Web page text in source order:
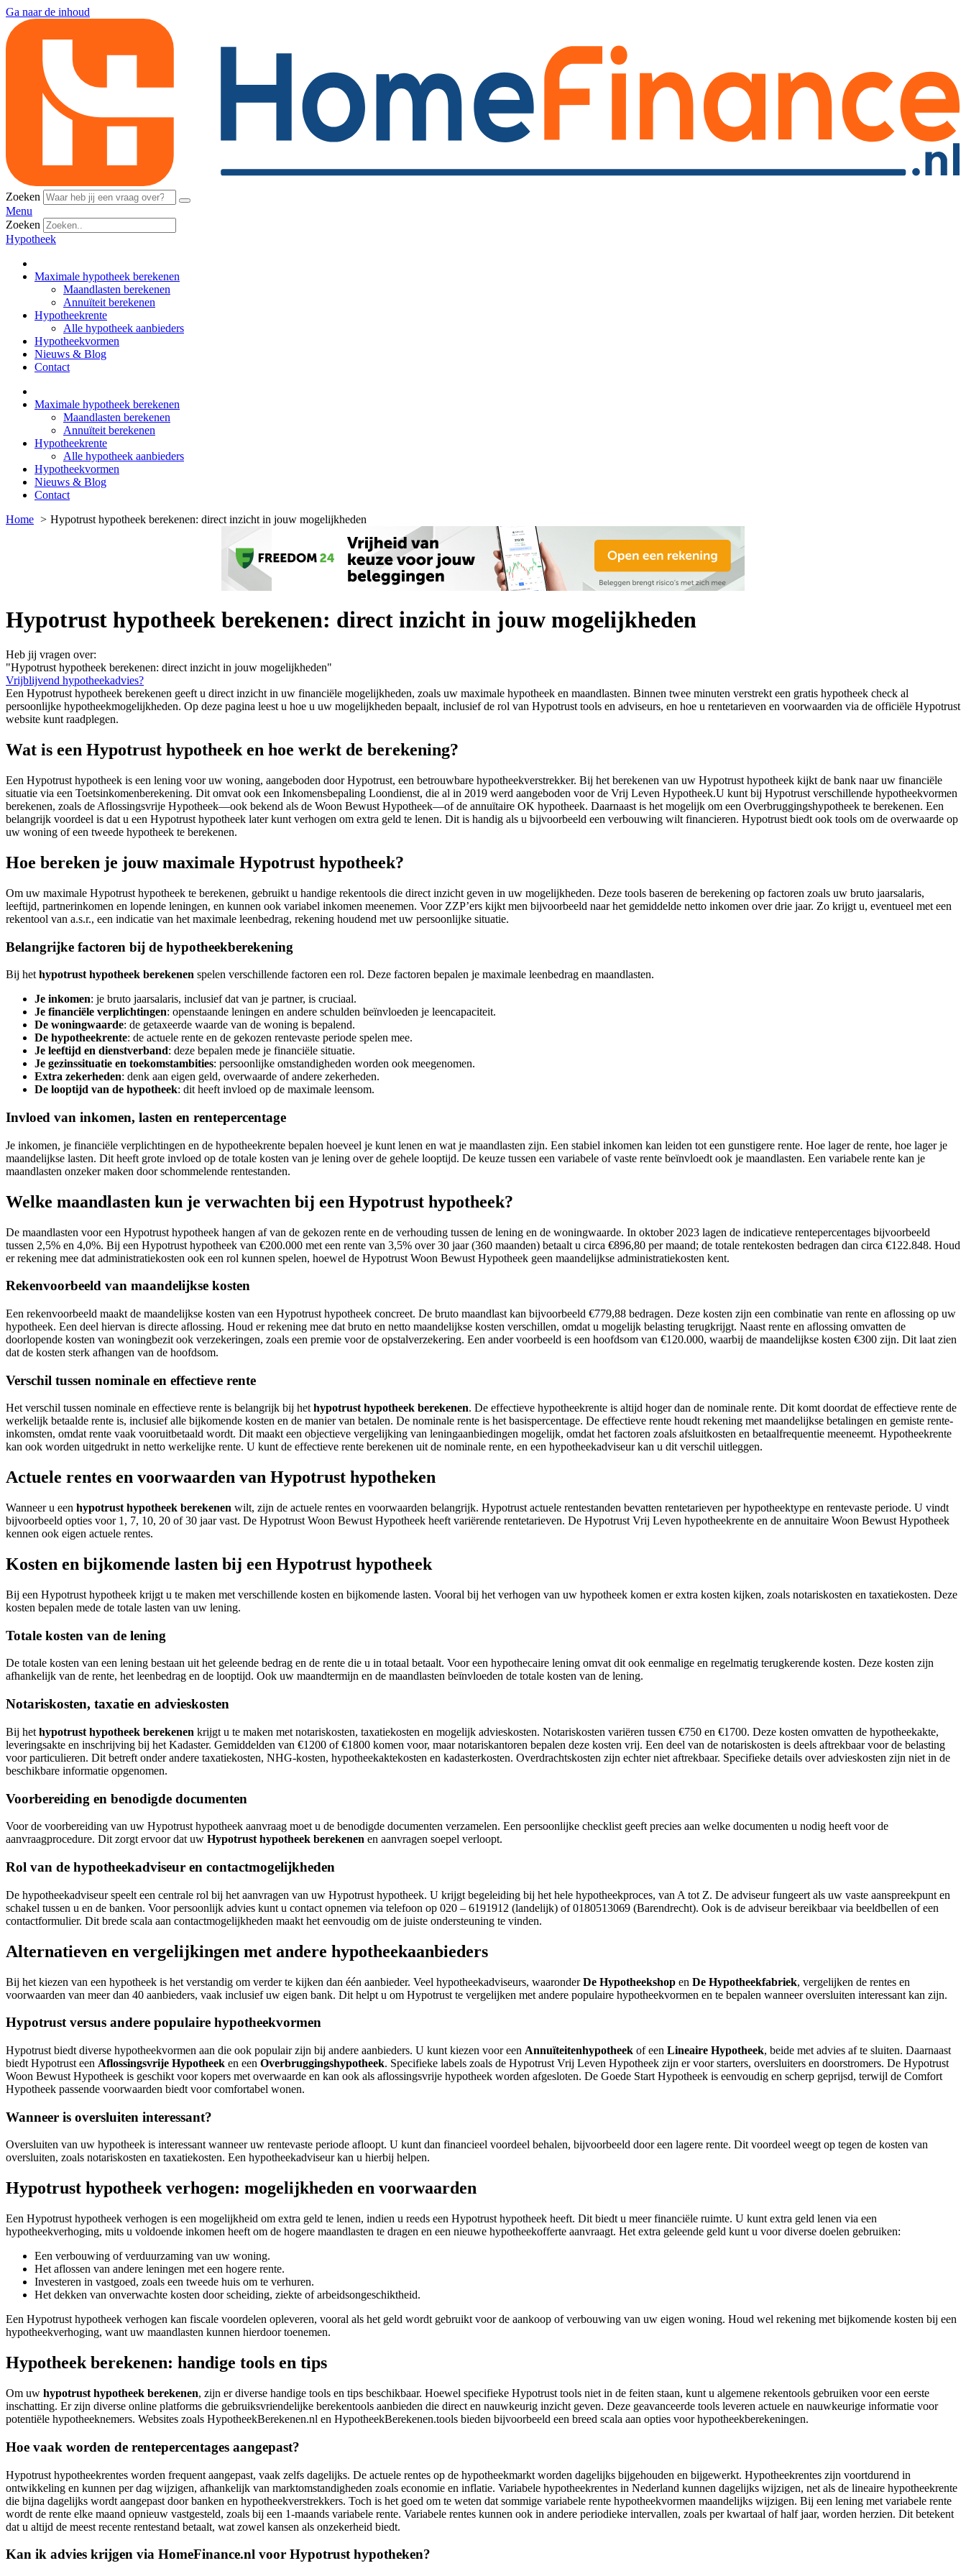
Ga naar de inhoud
Zoeken
Menu
Zoeken
Hypotheek
Maximale hypotheek berekenen
Maandlasten berekenen
Annuïteit berekenen
Hypotheekrente
Alle hypotheek aanbieders
Hypotheekvormen
Nieuws & Blog
Contact
Maximale hypotheek berekenen
Maandlasten berekenen
Annuïteit berekenen
Hypotheekrente
Alle hypotheek aanbieders
Hypotheekvormen
Nieuws & Blog
Contact
Home
Hypotrust hypotheek berekenen: direct inzicht in jouw mogelijkheden
Hypotrust hypotheek berekenen: direct inzicht in jouw mogelijkheden
Heb jij vragen over:
"Hypotrust hypotheek berekenen: direct inzicht in jouw mogelijkheden"
Vrijblijvend hypotheekadvies?
Een Hypotrust hypotheek berekenen geeft u direct inzicht in uw financiële mogelijkheden, zoals uw maximale hypotheek en maandlasten. Binnen twee minuten verstrekt een gratis hypotheek check al
persoonlijke hypotheekmogelijkheden. Op deze pagina leest u hoe u uw mogelijkheden bepaalt, inclusief de rol van Hypotrust tools en adviseurs, en hoe u rentetarieven en voorwaarden via de officiële Hypotrust
website kunt raadplegen.
Wat is een Hypotrust hypotheek en hoe werkt de berekening?
Een Hypotrust hypotheek is een lening voor uw woning, aangeboden door Hypotrust, een betrouwbare hypotheekverstrekker. Bij het berekenen van uw Hypotrust hypotheek kijkt de bank naar uw financiële
situatie via een Toetsinkomenberekening. Dit omvat ook een Inkomensbepaling Loondienst, die al in 2019 werd aangeboden voor de Vrij Leven Hypotheek.U kunt bij Hypotrust verschillende hypotheekvormen
berekenen, zoals de Aflossingsvrije Hypotheek—ook bekend als de Woon Bewust Hypotheek—of de annuïtaire OK hypotheek. Daarnaast is het mogelijk om een Overbruggingshypotheek te berekenen. Een
belangrijk voordeel is dat u een Hypotrust hypotheek later kunt verhogen om extra geld te lenen. Dit is handig als u bijvoorbeeld een verbouwing wilt financieren. Hypotrust biedt ook tools om de overwaarde op
uw woning of een tweede hypotheek te berekenen.
Hoe bereken je jouw maximale Hypotrust hypotheek?
Om uw maximale Hypotrust hypotheek te berekenen, gebruikt u handige rekentools die direct inzicht geven in uw mogelijkheden. Deze tools baseren de berekening op factoren zoals uw bruto jaarsalaris,
leeftijd, partnerinkomen en lopende leningen, en kunnen ook variabel inkomen meenemen. Voor ZZP’ers kijkt men bijvoorbeeld naar het gemiddelde netto inkomen over drie jaar. Zo krijgt u, eventueel met een
rekentool van a.s.r., een indicatie van het maximale leenbedrag, rekening houdend met uw persoonlijke situatie.
Belangrijke factoren bij de hypotheekberekening
Bij het hypotrust hypotheek berekenen spelen verschillende factoren een rol. Deze factoren bepalen je maximale leenbedrag en maandlasten.
Je inkomen: je bruto jaarsalaris, inclusief dat van je partner, is cruciaal.
Je financiële verplichtingen: openstaande leningen en andere schulden beïnvloeden je leencapaciteit.
De woningwaarde: de getaxeerde waarde van de woning is bepalend.
De hypotheekrente: de actuele rente en de gekozen rentevaste periode spelen mee.
Je leeftijd en dienstverband: deze bepalen mede je financiële situatie.
Je gezinssituatie en toekomstambities: persoonlijke omstandigheden worden ook meegenomen.
Extra zekerheden: denk aan eigen geld, overwaarde of andere zekerheden.
De looptijd van de hypotheek: dit heeft invloed op de maximale leensom.
Invloed van inkomen, lasten en rentepercentage
Je inkomen, je financiële verplichtingen en de hypotheekrente bepalen hoeveel je kunt lenen en wat je maandlasten zijn. Een stabiel inkomen kan leiden tot een gunstigere rente. Hoe lager de rente, hoe lager je
maandelijkse lasten. Dit heeft grote invloed op de totale kosten van je lening over de gehele looptijd. De keuze tussen een variabele of vaste rente beïnvloedt ook je maandlasten. Een variabele rente kan je
maandlasten onzeker maken door schommelende rentestanden.
Welke maandlasten kun je verwachten bij een Hypotrust hypotheek?
De maandlasten voor een Hypotrust hypotheek hangen af van de gekozen rente en de verhouding tussen de lening en de woningwaarde. In oktober 2023 lagen de indicatieve rentepercentages bijvoorbeeld
tussen 2,5% en 4,0%. Bij een Hypotrust hypotheek van €200.000 met een rente van 3,5% over 30 jaar (360 maanden) betaalt u circa €896,80 per maand; de totale rentekosten bedragen dan circa €122.848. Houd
er rekening mee dat administratiekosten ook een rol kunnen spelen, hoewel de Hypotrust Woon Bewust Hypotheek geen maandelijkse administratiekosten kent.
Rekenvoorbeeld van maandelijkse kosten
Een rekenvoorbeeld maakt de maandelijkse kosten van een Hypotrust hypotheek concreet. De bruto maandlast kan bijvoorbeeld €779,88 bedragen. Deze kosten zijn een combinatie van rente en aflossing op uw
hypotheek. Een deel hiervan is directe aflossing. Houd er rekening mee dat bruto en netto maandelijkse kosten verschillen, omdat u mogelijk belasting terugkrijgt. Naast rente en aflossing omvatten de
doorlopende kosten van woningbezit ook verzekeringen, zoals een premie voor de opstalverzekering. Een ander voorbeeld is een hoofdsom van €120.000, waarbij de maandelijkse kosten €300 zijn. Dit laat zien
dat de kosten sterk afhangen van de hoofdsom.
Verschil tussen nominale en effectieve rente
Het verschil tussen nominale en effectieve rente is belangrijk bij hethypotrust hypotheek berekenen. De effectieve hypotheekrente is altijd hoger dan de nominale rente. Dit komt doordat de effectieve rente de
werkelijk betaalde rente is, inclusief alle bijkomende kosten en de manier van betalen. De nominale rente is het basispercentage. De effectieve rente houdt rekening met maandelijkse betalingen en gemiste rente-
inkomsten, omdat rente vaak vooruitbetaald wordt. Dit maakt een objectieve vergelijking van leningaanbiedingen mogelijk, omdat het factoren zoals afsluitkosten en betaalfrequentie meeneemt. Hypotheekrente
kan ook worden uitgedrukt in netto werkelijke rente. U kunt de effectieve rente berekenen uit de nominale rente, en een hypotheekadviseur kan u dit verschil uitleggen.
Actuele rentes en voorwaarden van Hypotrust hypotheken
Wanneer u een hypotrust hypotheek berekenen wilt, zijn de actuele rentes en voorwaarden belangrijk. Hypotrust actuele rentestanden bevatten rentetarieven per hypotheektype en rentevaste periode. U vindt
bijvoorbeeld opties voor 1, 7, 10, 20 of 30 jaar vast. De Hypotrust Woon Bewust Hypotheek heeft variërende rentetarieven. De Hypotrust Vrij Leven hypotheekrente en de annuitaire Woon Bewust Hypotheek
kennen ook eigen actuele rentes.
Kosten en bijkomende lasten bij een Hypotrust hypotheek
Bij een Hypotrust hypotheek krijgt u te maken met verschillende kosten en bijkomende lasten. Vooral bij het verhogen van uw hypotheek komen er extra kosten kijken, zoals notariskosten en taxatiekosten. Deze
kosten bepalen mede de totale lasten van uw lening.
Totale kosten van de lening
De totale kosten van een lening bestaan uit het geleende bedrag en de rente die u in totaal betaalt. Voor een hypothecaire lening omvat dit ook eenmalige en regelmatig terugkerende kosten. Deze kosten zijn
afhankelijk van de rente, het leenbedrag en de looptijd. Ook uw maandtermijn en de maandlasten beïnvloeden de totale kosten van de lening.
Notariskosten, taxatie en advieskosten
Bij het hypotrust hypotheek berekenen krijgt u te maken met notariskosten, taxatiekosten en mogelijk advieskosten. Notariskosten variëren tussen €750 en €1700. Deze kosten omvatten de hypotheekakte,
leveringsakte en inschrijving bij het Kadaster. Gemiddelden van €1200 of €1800 komen voor, maar notariskantoren bepalen deze kosten vrij. Een deel van de notariskosten is deels aftrekbaar voor de belasting
voor particulieren. Dit betreft onder andere taxatiekosten, NHG-kosten, hypotheekaktekosten en kadasterkosten. Overdrachtskosten zijn echter niet aftrekbaar. Specifieke details over advieskosten zijn niet in de
beschikbare informatie opgenomen.
Voorbereiding en benodigde documenten
Voor de voorbereiding van uw Hypotrust hypotheek aanvraag moet u de benodigde documenten verzamelen. Een persoonlijke checklist geeft precies aan welke documenten u nodig heeft voor de
aanvraagprocedure. Dit zorgt ervoor dat uw Hypotrust hypotheek berekenen en aanvragen soepel verloopt.
Rol van de hypotheekadviseur en contactmogelijkheden
De hypotheekadviseur speelt een centrale rol bij het aanvragen van uw Hypotrust hypotheek. U krijgt begeleiding bij het hele hypotheekproces, van A tot Z. De adviseur fungeert als uw vaste aanspreekpunt en
schakel tussen u en de banken. Voor persoonlijk advies kunt u contact opnemen via telefoon op 020 – 6191912 (landelijk) of 0180513069 (Barendrecht). Ook is de adviseur bereikbaar via beeldbellen of een
contactformulier. Dit brede scala aan contactmogelijkheden maakt het eenvoudig om de juiste ondersteuning te vinden.
Alternatieven en vergelijkingen met andere hypotheekaanbieders
Bij het kiezen van een hypotheek is het verstandig om verder te kijken dan één aanbieder. Veel hypotheekadviseurs, waaronderDe Hypotheekshop en De Hypotheekfabriek, vergelijken de rentes en
voorwaarden van meer dan 40 aanbieders, vaak inclusief uw eigen bank. Dit helpt u om Hypotrust te vergelijken met andere populaire hypotheekvormen en te bepalen wanneer oversluiten interessant kan zijn.
Hypotrust versus andere populaire hypotheekvormen
Hypotrust biedt diverse hypotheekvormen aan die ook populair zijn bij andere aanbieders. U kunt kiezen voor een Annuïteitenhypotheek of een Lineaire Hypotheek, beide met advies af te sluiten. Daarnaast
biedt Hypotrust een Aflossingsvrije Hypotheek en een Overbruggingshypotheek. Specifieke labels zoals de Hypotrust Vrij Leven Hypotheek zijn er voor starters, oversluiters en doorstromers. De Hypotrust
Woon Bewust Hypotheek is geschikt voor kopers met overwaarde en kan ook als aflossingsvrije hypotheek worden afgesloten. De Goede Start Hypotheek is eenvoudig en scherp geprijsd, terwijl de Comfort
Hypotheek passende voorwaarden biedt voor comfortabel wonen.
Wanneer is oversluiten interessant?
Oversluiten van uw hypotheek is interessant wanneer uw rentevaste periode afloopt. U kunt dan financieel voordeel behalen, bijvoorbeeld door een lagere rente. Dit voordeel weegt op tegen de kosten van
oversluiten, zoals notariskosten en taxatiekosten. Een hypotheekadviseur kan u hierbij helpen.
Hypotrust hypotheek verhogen: mogelijkheden en voorwaarden
Een Hypotrust hypotheek verhogen is een mogelijkheid om extra geld te lenen, indien u reeds een Hypotrust hypotheek heeft. Dit biedt u meer financiële ruimte. U kunt extra geld lenen via een
hypotheekverhoging, mits u voldoende inkomen heeft om de hogere maandlasten te dragen en een nieuwe hypotheekofferte aanvraagt. Het extra geleende geld kunt u voor diverse doelen gebruiken:
Een verbouwing of verduurzaming van uw woning.
Het aflossen van andere leningen met een hogere rente.
Investeren in vastgoed, zoals een tweede huis om te verhuren.
Het dekken van onverwachte kosten door scheiding, ziekte of arbeidsongeschiktheid.
Een Hypotrust hypotheek verhogen kan fiscale voordelen opleveren, vooral als het geld wordt gebruikt voor de aankoop of verbouwing van uw eigen woning. Houd wel rekening met bijkomende kosten bij een
hypotheekverhoging, want uw maandlasten kunnen hierdoor toenemen.
Hypotheek berekenen: handige tools en tips
Om uw hypotrust hypotheek berekenen, zijn er diverse handige tools en tips beschikbaar. Hoewel specifieke Hypotrust tools niet in de feiten staan, kunt u algemene rekentools gebruiken voor een eerste
inschatting. Er zijn diverse online platforms die gebruiksvriendelijke berekentools aanbieden die direct en nauwkeurig inzicht geven. Deze geavanceerde tools leveren actuele en nauwkeurige informatie voor
potentiële hypotheeknemers. Websites zoals HypotheekBerekenen.nl en HypotheekBerekenen.tools bieden bijvoorbeeld een breed scala aan opties voor hypotheekberekeningen.
Hoe vaak worden de rentepercentages aangepast?
Hypotrust hypotheekrentes worden frequent aangepast, vaak zelfs dagelijks. De actuele rentes op de hypotheekmarkt worden dagelijks bijgehouden en bijgewerkt. Hypotheekrentes zijn voortdurend in
ontwikkeling en kunnen per dag wijzigen, afhankelijk van marktomstandigheden zoals economie en inflatie. Variabele hypotheekrentes in Nederland kunnen dagelijks wijzigen, net als de lineaire hypotheekrente
die bijna dagelijks wordt aangepast door banken en hypotheekverstrekkers. Toch is het goed om te weten dat sommige variabele rente hypotheekvormen maandelijks wijzigen. Bij een lening met variabele rente
wordt de rente elke maand opnieuw vastgesteld, zoals bij een 1-maands variabele rente. Variabele rentes kunnen ook in andere periodieke intervallen, zoals per kwartaal of half jaar, worden herzien. Dit betekent
dat u altijd de meest recente rentestand betaalt, wat zowel kansen als onzekerheid biedt.
Kan ik advies krijgen via HomeFinance.nl voor Hypotrust hypotheken?